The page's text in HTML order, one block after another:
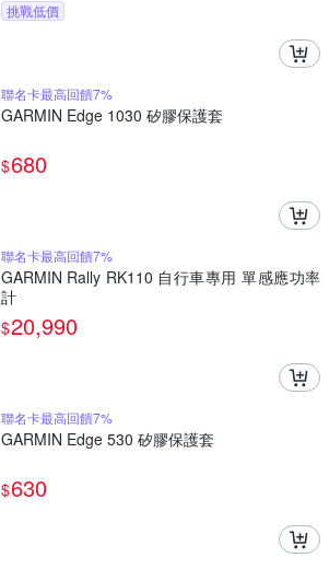
挑戰低價
聯名卡最高回饋7%
GARMIN Edge 1030 矽膠保護套
$680
聯名卡最高回饋7%
GARMIN Rally RK110 自行車專用 單感應功率
計
$20,990
聯名卡最高回饋7%
GARMIN Edge 530 矽膠保護套
$630